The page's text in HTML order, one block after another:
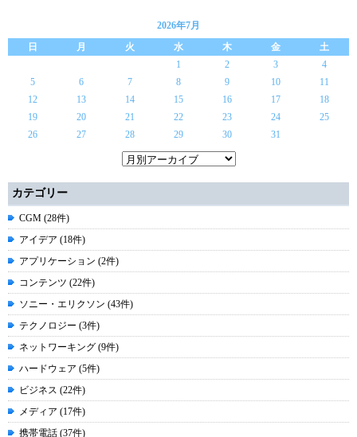
2026年7月
日
月 火 水 木 金
土
1
2 3
4
5
6 7 8 9 10
11
12
13 14 15 16 17
18
19
20 21 22 23 24
25
26
27 28 29 30 31
カテゴリー
CGM (28件)
アイデア (18件)
アプリケーション (2件)
コンテンツ (22件)
ソニー・エリクソン (43件)
テクノロジー (3件)
ネットワーキング (9件)
ハードウェア (5件)
ビジネス (22件)
メディア (17件)
携帯電話 (37件)